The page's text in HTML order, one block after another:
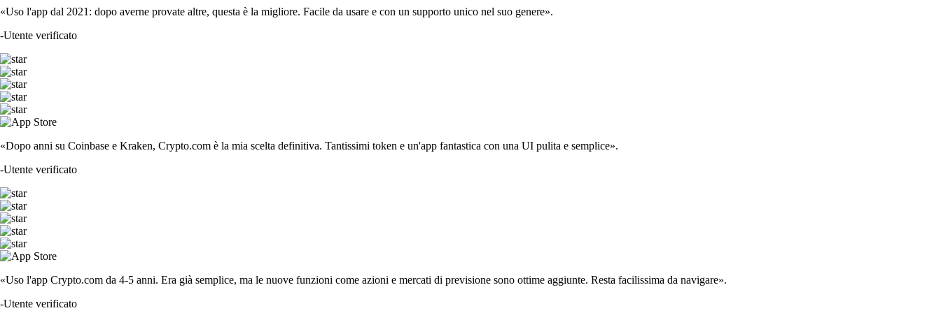
«Uso l'app dal 2021: dopo averne provate altre, questa è la migliore. Facile da usare e con un supporto unico nel suo genere».
-Utente verificato
«Dopo anni su Coinbase e Kraken, Crypto.com è la mia scelta definitiva. Tantissimi token e un'app fantastica con una UI pulita e semplice».
-Utente verificato
«Uso l'app Crypto.com da 4-5 anni. Era già semplice, ma le nuove funzioni come azioni e mercati di previsione sono ottime aggiunte. Resta facilissima da navigare».
-Utente verificato